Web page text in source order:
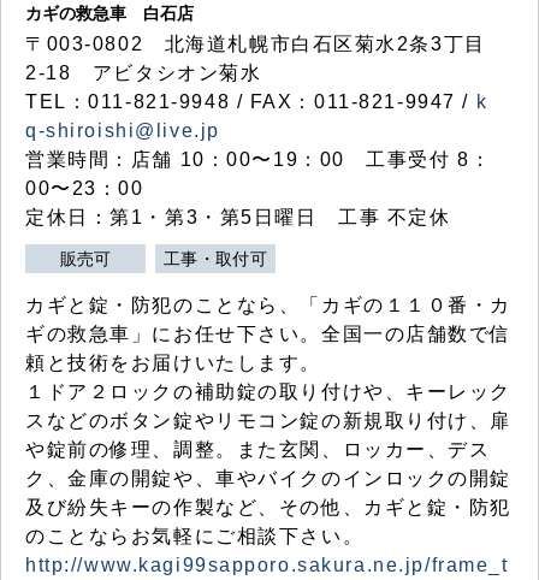
カギの救急車 白石店
〒003-0802 北海道札幌市白石区菊水2条3丁目
2-18 アビタシオン菊水
TEL：011-821-9948 / FAX：011-821-9947 / k
q-shiroishi@live.jp
営業時間：店舗 10：00〜19：00 工事受付 8：
00〜23：00
定休日：第1・第3・第5日曜日 工事 不定休
販売可 工事・取付可
カギと錠・防犯のことなら、「カギの１１０番・カ
ギの救急車」にお任せ下さい。全国一の店舗数で信
頼と技術をお届けいたします。
１ドア２ロックの補助錠の取り付けや、キーレック
スなどのボタン錠やリモコン錠の新規取り付け、扉
や錠前の修理、調整。また玄関、ロッカー、デス
ク、金庫の開錠や、車やバイクのインロックの開錠
及び紛失キーの作製など、その他、カギと錠・防犯
のことならお気軽にご相談下さい。
http://www.kagi99sapporo.sakura.ne.jp/frame_t